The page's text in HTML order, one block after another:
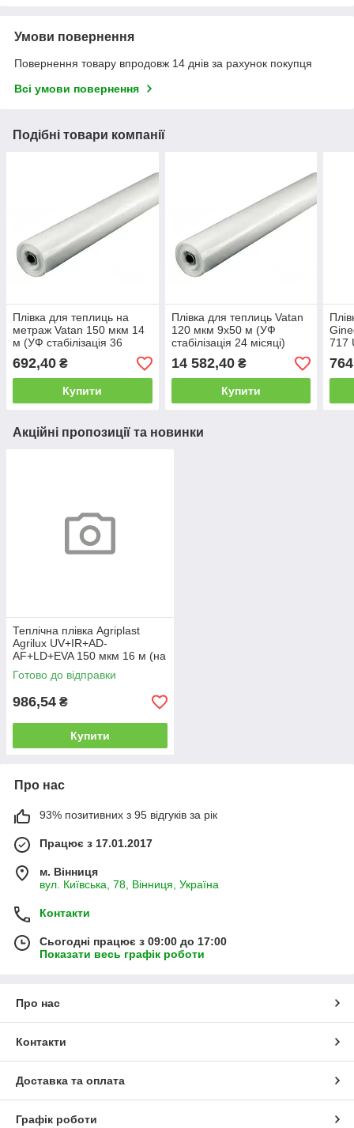
Умови повернення
Повернення товару впродовж 14 днів за рахунок покупця
Всі умови повернення
Подібні товари компанії
Плівка для теплиць на
метраж Vatan 150 мкм 14
м (УФ стабілізація 36
місяців)
UV+AF+IR+AB+LD+EVA
692,40 ₴
Купити
Плівка для теплиць Vatan
120 мкм 9х50 м (УФ
стабілізація 24 місяці)
14 582,40₴
Купити
717
мкм
Акційні пропозиції та новинки
Теплічна плівка Agriplast
Agrilux UV+IR+AD-
AF+LD+EVA 150 мкм 16 м (на
метраж)
Готово до відправки
986,54 ₴
Купити
Про нас
93% позитивних з 95 відгуків за рік
Працює з 17.01.2017
м. Вінниця
вул. Київська, 78, Вінниця, Україна
Контакти
Сьогодні працює з 09:00 до 17:00
Показати весь графік роботи
Про нас
Контакти
Доставка та оплата
Графік роботи